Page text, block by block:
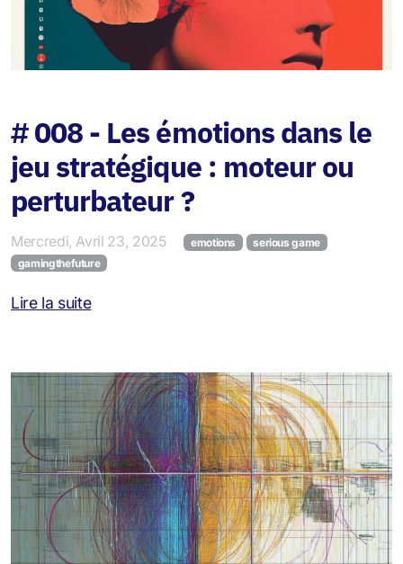
# 008 - Les émotions dans le
jeu stratégique : moteur ou
perturbateur ?
Mercredi, Avril 23, 2025 emotions
serious game
gamingthefuture
Lire la suite